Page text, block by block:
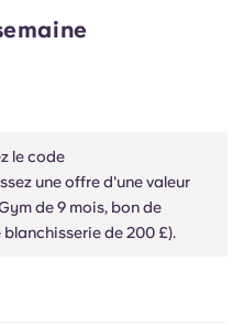
le code
une offre d'une valeur
de 9 mois, bon de
de 200 £).